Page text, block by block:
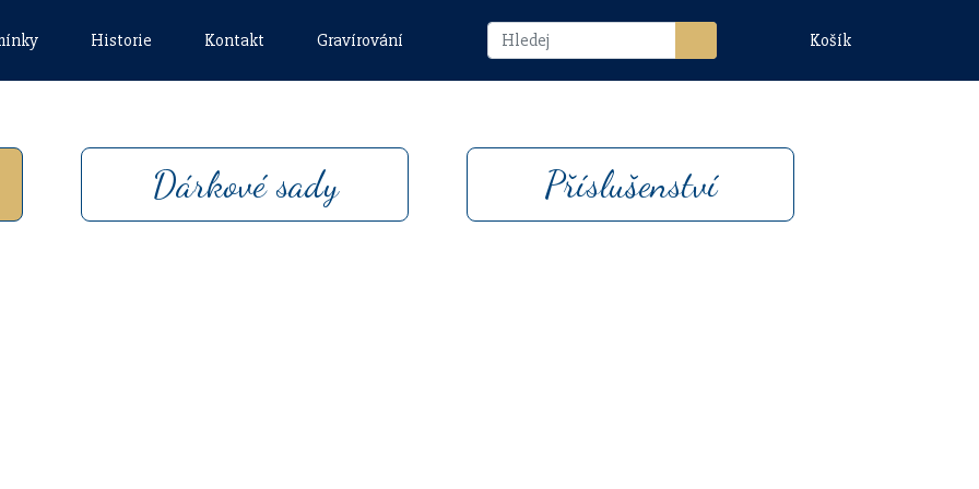
Historie Kontakt Gravírování Košík
Dárkové sady Příslušenství